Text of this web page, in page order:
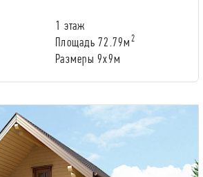
1 этаж
Площадь 72.79м2
Размеры 9х9м